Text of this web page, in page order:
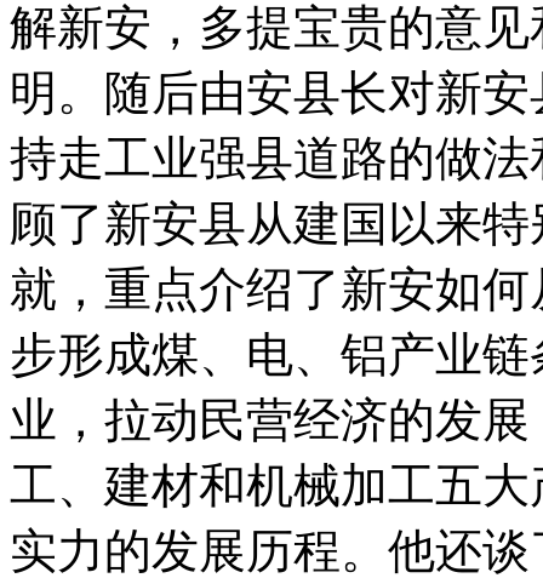
解新安，多提宝贵的意
明。随后由安县长对新
持走工业强县道路的做
顾了新安县从建国以来
就，重点介绍了新安如
步形成煤、电、铝产业
业，拉动民营经济的发
工、建材和机械加工五
实力的发展历程。他还